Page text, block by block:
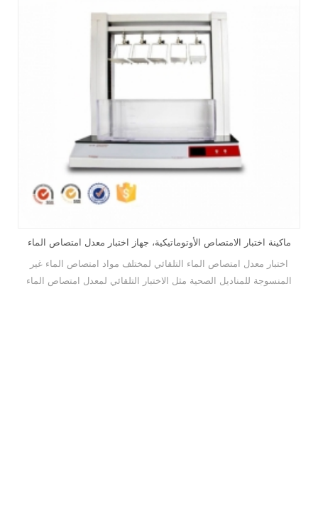
ماكينة اختبار الامتصاص الأوتوماتيكية، جهاز
اختبار معدل امتصاص الماء التلقائي لمختلف
المنسوجة للمناديل الصحية مثل الاختبار
الأسمولية في المختبر
والمناديل الصحية والفوط
للأداة ضبط زاوية الاختبار